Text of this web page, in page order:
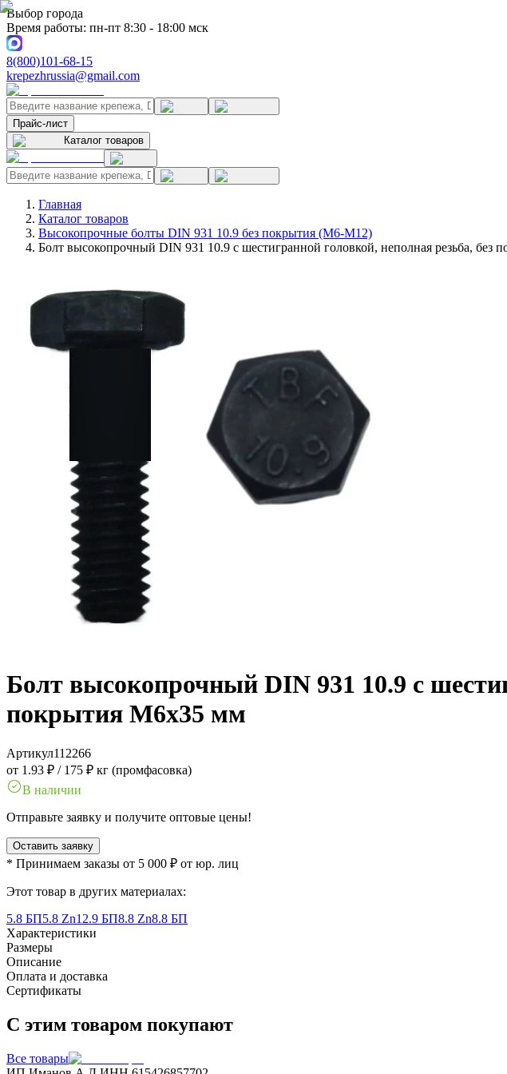
Выбор города
Время работы: пн-пт 8:30 - 18:00 мск
8(800)101-68-15
krepezhrussia@gmail.com
Прайс-лист
Каталог товаров
Главная
Каталог товаров
Высокопрочные болты DIN 931 10.9 без покрытия (M6-M12)
Болт высокопрочный DIN 931 10.9 с шестигранной головкой, неполная резьба, без
Болт высокопрочный DIN 931 10.9 с
покрытия M6x35 мм
Артикул112266
от 1.93 ₽ / 175 ₽ кг (промфасовка)
В наличии
Отправьте заявку и получите оптовые цены!
Оставить заявку
* Принимаем заказы от 5 000 ₽ от юр. лиц
Этот товар в других материалах:
5.8 БП5.8 Zn12.9 БП8.8 Zn8.8 БП
Характеристики
Размеры
Описание
Оплата и доставка
Сертификаты
С этим товаром покупают
Все товары